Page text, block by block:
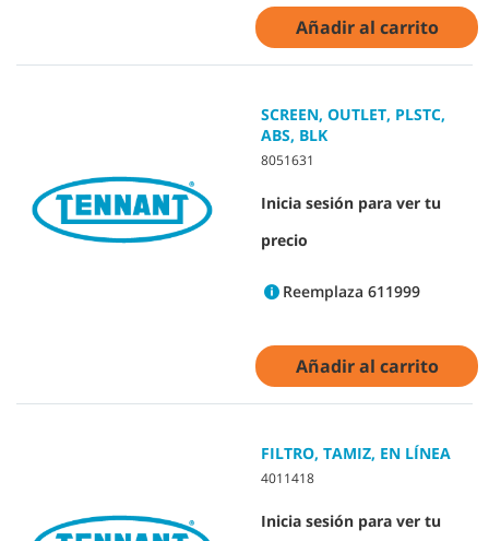
Añadir al carrito
SCREEN, OUTLET, PLSTC,
ABS, BLK
8051631
Inicia sesión para ver tu
precio
Reemplaza 611999
Añadir al carrito
FILTRO, TAMIZ, EN LÍNEA
4011418
Inicia sesión para ver tu